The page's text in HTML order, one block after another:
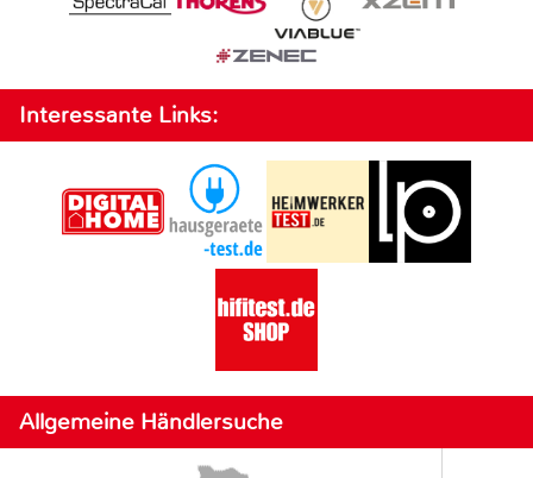
Interessante Links:
Allgemeine Händlersuche